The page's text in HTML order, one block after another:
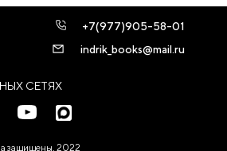
СЕТЯХ
+7(977)905-58-01
indrik_books@mail.ru
защищены, 2022